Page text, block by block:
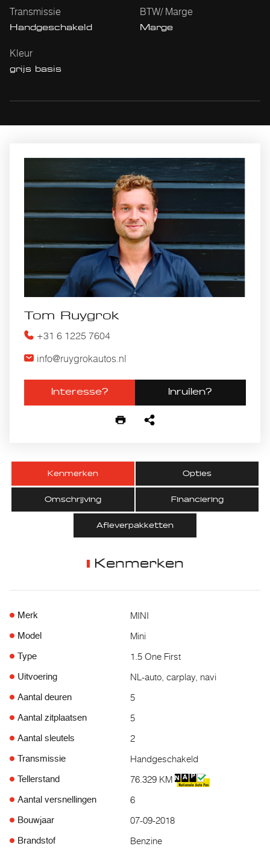
Transmissie
Handgeschakeld
BTW/ Marge
Marge
Kleur
grijs basis
Tom Ruygrok
+31 6 1225 7604
info@ruygrokautos.nl
Interesse? Inruilen?
Kenmerken Opties
Omschrijving Financiering
Afleverpakketten
Kenmerken
Merk MINI
Model Mini
Type 1.5 One First
Uitvoering NL-auto, carplay, navi
Aantal deuren 5
Aantal zitplaatsen 5
Aantal sleutels 2
Transmissie Handgeschakeld
Tellerstand 76.329 KM
Aantal versnellingen 6
Bouwjaar 07-09-2018
Brandstof Benzine